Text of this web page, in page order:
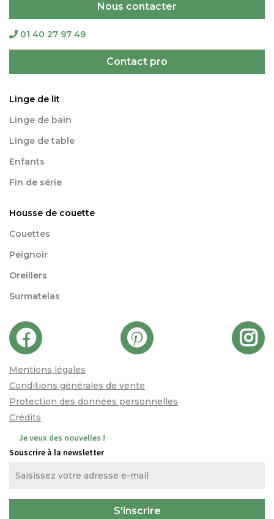
Nous contacter
01 40 27 97 49
Contact pro
Linge de lit
Linge de bain
Linge de table
Enfants
Fin de série
Housse de couette
Couettes
Peignoir
Oreillers
Surmatelas
Mentions légales
Conditions générales de vente
Protection des données personnelles
Crédits
Je veux des nouvelles !
Souscrire à la newsletter